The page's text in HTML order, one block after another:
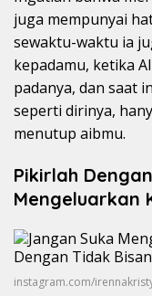
juga mempunyai
sewaktu-waktu ia
kepadamu, ketika
padanya, dan saat
seperti dirinya,
menutup aibmu.
Pikirlah
Mengeluarkan
instagram.com/